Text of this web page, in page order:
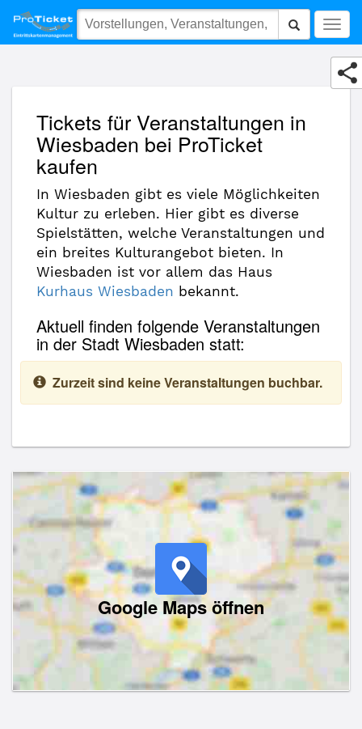
(12800) Wiesbaden
Tickets für Veranstaltungen in
Wiesbaden bei ProTicket
kaufen
In Wiesbaden gibt es viele Möglichkeiten
Kultur zu erleben. Hier gibt es diverse
Spielstätten, welche Veranstaltungen und
ein breites Kulturangebot bieten. In
Wiesbaden ist vor allem das Haus
Kurhaus Wiesbaden bekannt.
Aktuell finden folgende Veranstaltungen
in der Stadt Wiesbaden statt:
Zurzeit sind keine Veranstaltungen buchbar.
Google Maps öffnen